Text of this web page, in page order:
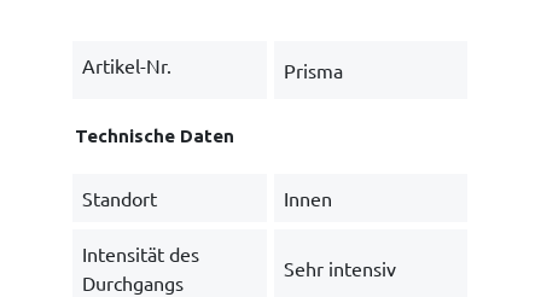
Artikel-Nr. Prisma
Technische Daten
Standort Innen
Intensität des
Durchgangs
Sehr intensiv